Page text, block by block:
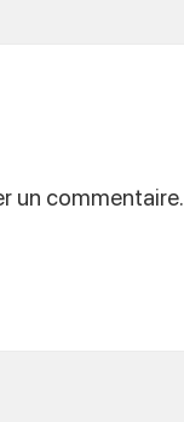
un commentaire.